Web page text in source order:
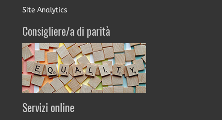
Site Analytics
Consigliere/a di parità
Servizi online